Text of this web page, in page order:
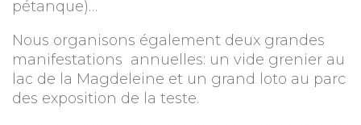
pétanque)…
Nous organisons également deux grandes
manifestations annuelles: un vide grenier au
lac de la Magdeleine et un grand loto au parc
des exposition de la teste.